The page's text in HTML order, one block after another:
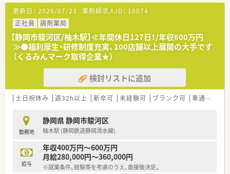
更新日： 2026/07/23 薬剤師求人ID： 10074
正社員
調剤薬局
【静岡市駿河区/柚木駅】≪年間休日127日！/年収600万円
≫●福利厚生・研修制度充実、100店舗以上展開の大手です
（くるみんマーク取得企業★）
検討リストに追加
土日祝休み 週32h以上 新卒可 未経験可 ブランク可 車通勤可
勤務地
静岡県 静岡市駿河区
柚木駅 (静岡鉄道静岡清水線)
給与
年収400万円～600万円
月給280,000円～360,000円
※就業条件、経験等を考慮のうえ、面接後決定。